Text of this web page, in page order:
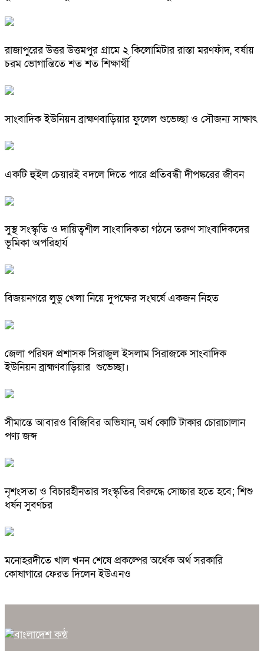
রাজাপুরের উত্তর উত্তমপুর গ্রামে ২ কিলোমিটার রাস্তা মরণফাঁদ, বর্ষায়
চরম ভোগান্তিতে শত শত শিক্ষার্থী
সাংবাদিক ইউনিয়ন ব্রাহ্মণবাড়িয়ার ফুলেল শুভেচ্ছা ও সৌজন্য সাক্ষাৎ
একটি হুইল চেয়ারই বদলে দিতে পারে প্রতিবন্ধী দীপঙ্করের জীবন
সুস্থ সংস্কৃতি ও দায়িত্বশীল সাংবাদিকতা গঠনে তরুণ সাংবাদিকদের
ভূমিকা অপরিহার্য
বিজয়নগরে লুডু খেলা নিয়ে দুপক্ষের সংঘর্ষে একজন নিহত
জেলা পরিষদ প্রশাসক সিরাজুল ইসলাম সিরাজকে সাংবাদিক
ইউনিয়ন ব্রাহ্মণবাড়িয়ার শুভেচ্ছা।
সীমান্তে আবারও বিজিবির অভিযান, অর্ধ কোটি টাকার চোরাচালান
পণ্য জব্দ
নৃশংসতা ও বিচারহীনতার সংস্কৃতির বিরুদ্ধে সোচ্চার হতে হবে; শিশু
ধর্ষন সুবর্ণচর
মনোহরদীতে খাল খনন শেষে প্রকল্পের অর্ধেক অর্থ সরকারি
কোষাগারে ফেরত দিলেন ইউএনও